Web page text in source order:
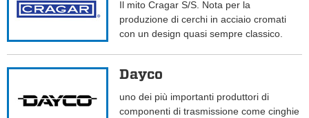
Il mito Cragar S/S. Nota per la
produzione di cerchi in acciaio cromati
con un design quasi sempre classico.
Dayco
uno dei più importanti produttori di
componenti di trasmissione come cinghie